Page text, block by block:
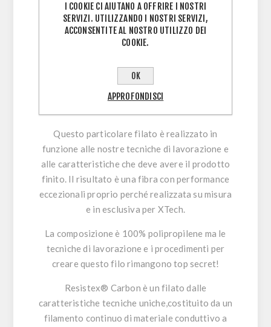
8% ELASTANE
4% CARBON RESISTEX
è il marchio che identifica il polipropilene
principali sono traspirabilità, leggerezza e
termoregolazione ottimale sia in estate che in
Questo particolare filato è realizzato in
funzione alle nostre tecniche di lavorazione e
alle caratteristiche che deve avere il prodotto
finito. Il risultato è una fibra con performance
eccezionali proprio perché realizzata su misura
e in esclusiva per XTech.
La composizione è 100% polipropilene ma le
tecniche di lavorazione e i procedimenti per
creare questo filo rimangono top secret!
Resistex® Carbon è un filato dalle
caratteristiche tecniche uniche,costituito da un
filamento continuo di materiale conduttivo a
I COOKIE CI AIUTANO A OFFRIRE I NOSTRI
SERVIZI. UTILIZZANDO I NOSTRI SERVIZI,
ACCONSENTITE AL NOSTRO UTILIZZO DEI
COOKIE.
OK
APPROFONDISCI